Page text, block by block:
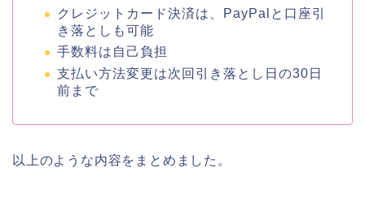
クレジットカード決済は、PayPalと口座引
き落としも可能
手数料は自己負担
支払い方法変更は次回引き落とし日の30日
前まで
以上のような内容をまとめました。